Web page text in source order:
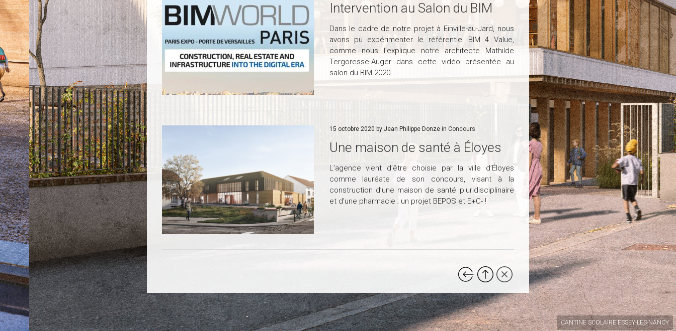
CANTINE SCOLAIRE ESSEY-LES-NANCY
Intervention au Salon du BIM
Dans le cadre de notre projet à Einville-au-Jard, nous
avons pu expérimenter le référentiel BIM 4 Value,
comme nous l’explique notre architecte Mathilde
Tergoresse-Auger dans cette vidéo présentée au
salon du BIM 2020.
15 octobre 2020 by Jean Philippe Donze in Concours
Une maison de santé à Éloyes
L’agence vient d’être choisie par la ville d’Éloyes
comme lauréate de son concours, visant à la
construction d’une maison de santé pluridisciplinaire
et d’une pharmacie ; un projet BEPOS et E+C- !